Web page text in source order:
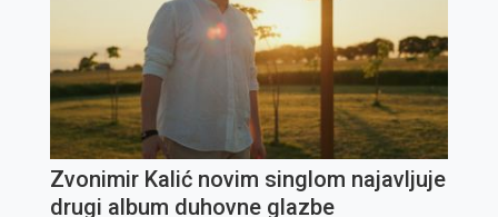
Zvonimir Kalić novim singlom najavljuje
drugi album duhovne glazbe